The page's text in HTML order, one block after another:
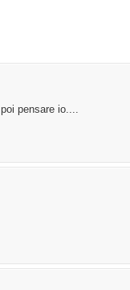
pensare io....